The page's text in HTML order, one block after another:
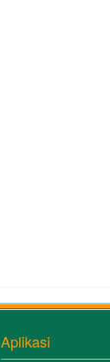
Aplikasi